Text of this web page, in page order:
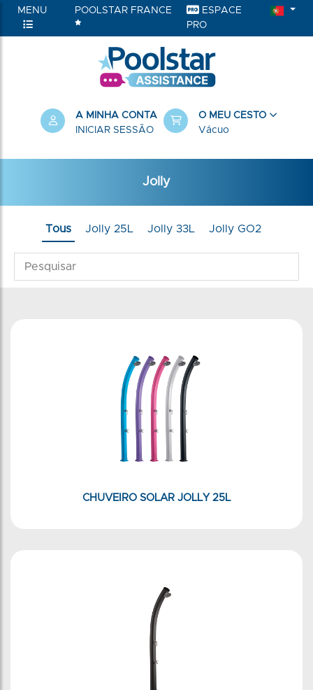
MENU POOLSTAR FRANCE
ESPACE
PRO
A MINHA CONTA
INICIAR SESSÃO
O MEU CESTO
Vácuo
Jolly
Tous Jolly 25L Jolly 33L Jolly GO2
CHUVEIRO SOLAR JOLLY 25L